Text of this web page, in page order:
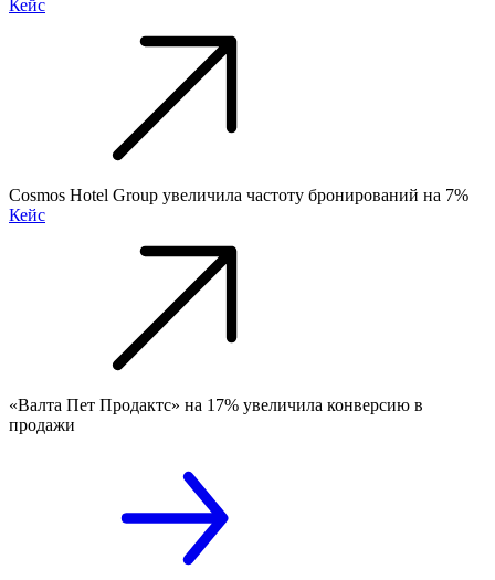
Кейс
Cosmos Hotel Group увеличила частоту бронирований на 7%
Кейс
«Валта Пет Продактс» на 17% увеличила конверсию в
продажи